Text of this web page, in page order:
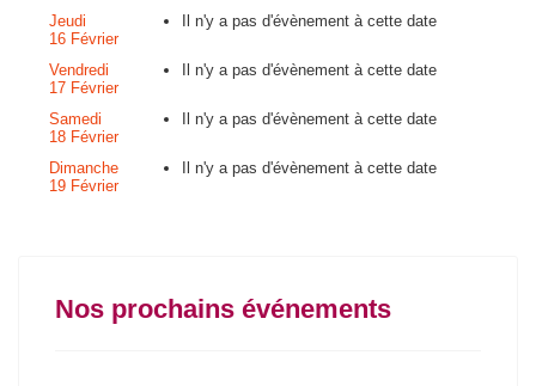
Jeudi
16 Février
Il n'y a pas d'évènement à cette date
Vendredi
17 Février
Il n'y a pas d'évènement à cette date
Samedi
18 Février
Il n'y a pas d'évènement à cette date
Dimanche
19 Février
Il n'y a pas d'évènement à cette date
Nos prochains événements